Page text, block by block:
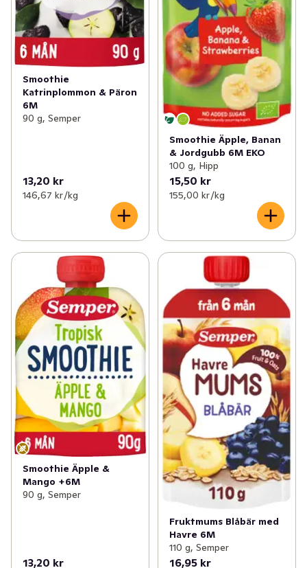
Smoothie
Katrinplommon & Päron
6M
90 g, Semper
13,20 kr
146,67 kr /kg
Smoothie Äpple, Banan
& Jordgubb 6M EKO
100 g, Hipp
15,50 kr
155,00 kr /kg
Smoothie Äpple &
Mango +6M
90 g, Semper
13,20 kr
Fruktmums Blåbär med
Havre 6M
110 g, Semper
16,95 kr